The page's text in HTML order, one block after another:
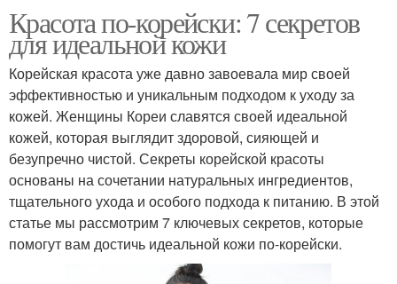
Красота по-корейски: 7 секретов
для идеальной кожи
Корейская красота уже давно завоевала мир своей
эффективностью и уникальным подходом к уходу за
кожей. Женщины Кореи славятся своей идеальной
кожей, которая выглядит здоровой, сияющей и
безупречно чистой. Секреты корейской красоты
основаны на сочетании натуральных ингредиентов,
тщательного ухода и особого подхода к питанию. В этой
статье мы рассмотрим 7 ключевых секретов, которые
помогут вам достичь идеальной кожи по-корейски.